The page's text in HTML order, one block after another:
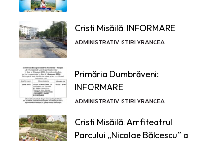
Cristi Misăilă: INFORMARE
ADMINISTRATIV STIRI VRANCEA
Primăria Dumbrăveni:
INFORMARE
ADMINISTRATIV STIRI VRANCEA
Cristi Misăilă: Amfiteatrul
Parcului „Nicolae Bălcescu” a